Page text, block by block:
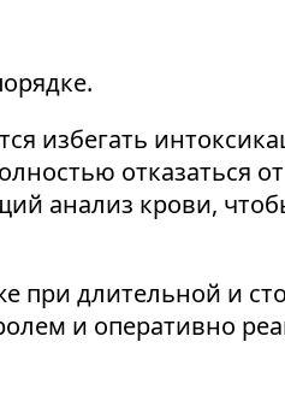
избегать
отказаться
анализ крови,
при длительной и
и оперативно